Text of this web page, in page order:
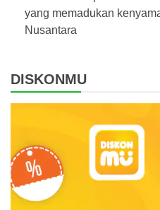
yang memadukan
Nusantara
DISKONMU